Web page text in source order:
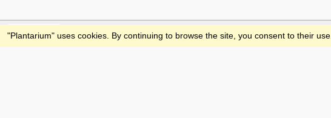
Feedback
"Plantarium" uses cookies. By continuing to browse the site, you consent to their use.